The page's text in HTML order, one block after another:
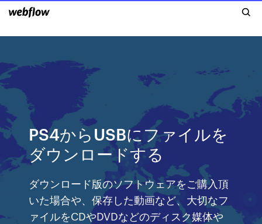
PS4からUSBにファイルを
ダウンロードする
ダウンロード版のソフトウェアをご購入頂
いた場合や、保存した動画など、大切なフ
ァイルをCDやDVDなどのディスク媒体や